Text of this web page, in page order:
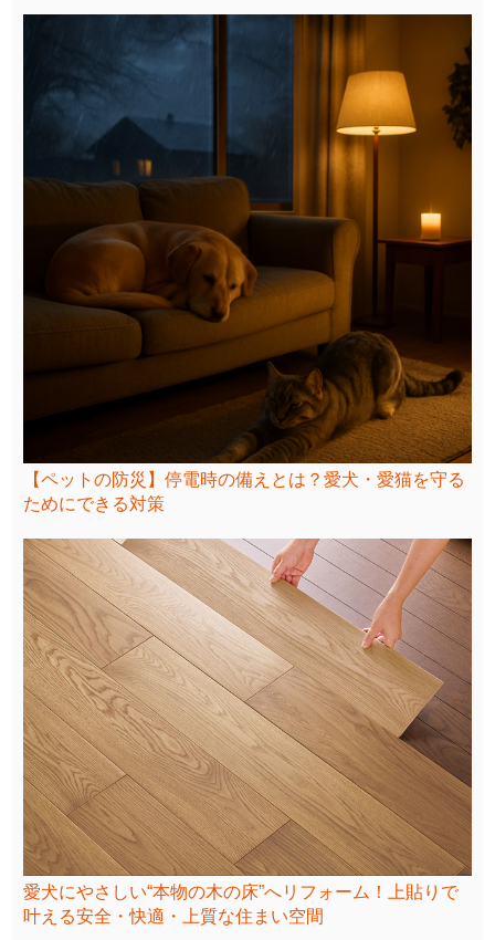
【ペットの防災】停電時の備えとは？愛犬・愛猫を守る
ためにできる対策
愛犬にやさしい“本物の木の床”へリフォーム！上貼りで
叶える安全・快適・上質な住まい空間